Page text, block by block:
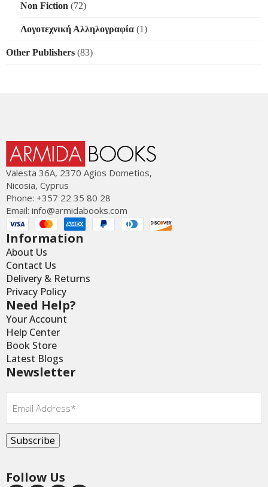
Non Fiction (72)
Λογοτεχνική Αλληλογραφία (1)
Other Publishers (83)
Valesta 36Α, 2370 Agios Dometios,
Nicosia, Cyprus
Phone: +357 22 35 80 28
Email: info@armidabooks.com
Information
About Us
Contact Us
Delivery & Returns
Privacy Policy
Need Help?
Your Account
Help Center
Book Store
Latest Blogs
Newsletter
Email*
Subscribe
Follow Us